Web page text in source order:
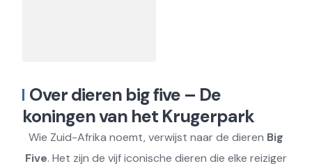
Over dieren big five – De
koningen van het Krugerpark
Wie Zuid-Afrika noemt, verwijst naar de dieren Big
Five. Het zijn de vijf iconische dieren die elke reiziger